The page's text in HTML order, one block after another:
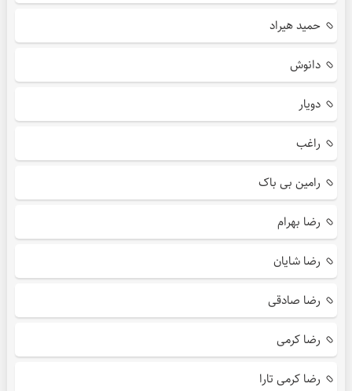
حمید هیراد
دانوش
دویار
راغب
رامین بی باک
رضا بهرام
رضا شایان
رضا صادقی
رضا کرمی
رضا کرمی تارا